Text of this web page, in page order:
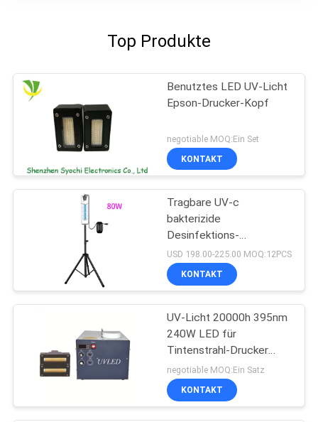
Top Produkte
Benutztes LED UV-Licht
Epson-Drucker-Kopf
negotiable MOQ:Ein Set
KONTAKT
Tragbare UV-c
bakterizide
Desinfektions-
keimtötende UVbirne des
Sterilisator-UV-Licht-
254nm
USD 198.00-225.00 MOQ:12PCS
KONTAKT
UV-Licht 20000h 395nm
240W LED für
Tintenstrahl-Drucker
Machine
negotiable MOQ:Ein Satz
KONTAKT